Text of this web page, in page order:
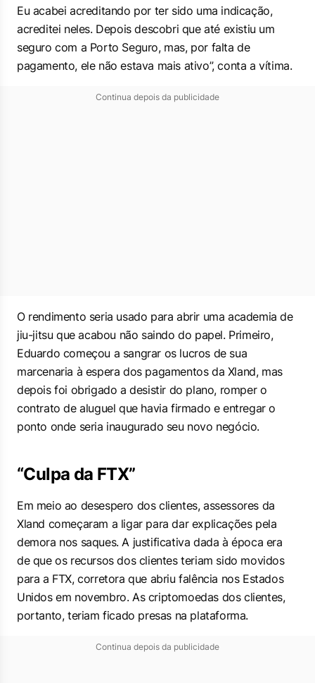
Eu acabei acreditando por ter sido uma indicação,
acreditei neles. Depois descobri que até existiu um
seguro com a Porto Seguro, mas, por falta de
pagamento, ele não estava mais ativo”, conta a vítima.
Continua depois da publicidade
O rendimento seria usado para abrir uma academia de
jiu-jitsu que acabou não saindo do papel. Primeiro,
Eduardo começou a sangrar os lucros de sua
marcenaria à espera dos pagamentos da Xland, mas
depois foi obrigado a desistir do plano, romper o
contrato de aluguel que havia firmado e entregar o
ponto onde seria inaugurado seu novo negócio.
“Culpa da FTX”
Em meio ao desespero dos clientes, assessores da
Xland começaram a ligar para dar explicações pela
demora nos saques. A justificativa dada à época era
de que os recursos dos clientes teriam sido movidos
para a FTX, corretora que abriu falência nos Estados
Unidos em novembro. As criptomoedas dos clientes,
portanto, teriam ficado presas na plataforma.
Continua depois da publicidade